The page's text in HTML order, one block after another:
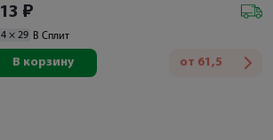
₽
4 × 29 В Сплит
от 61,5
В корзину